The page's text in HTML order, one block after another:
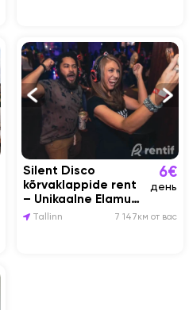
Silent Disco
kõrvaklappide rent
– Unikaalne Elamus
Sinu üritusele!
6€
день
Tallinn 7 147км от вас